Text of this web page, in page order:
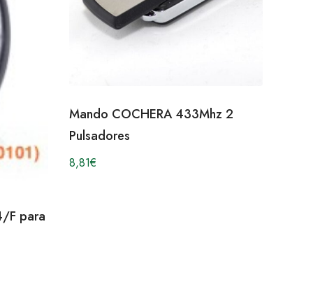
F para
Mando COCHERA 433Mhz 2
Pulsadores
8,81€